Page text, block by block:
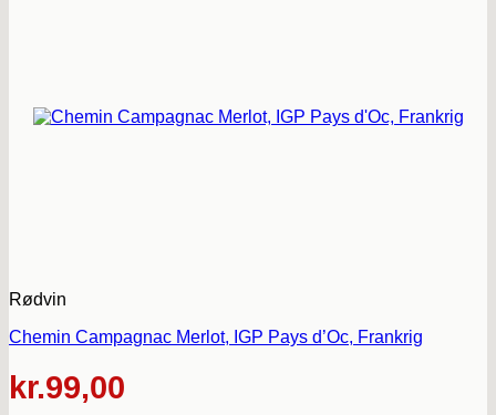
Rødvin
Chemin Campagnac Merlot, IGP Pays d’Oc, Frankrig
kr.99,00